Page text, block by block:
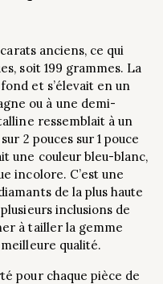
anciens, ce qui
soit 199 grammes. La
et s’élevait en un
ou à une demi-
ressemblait à un
2 pouces sur 1 pouce
une couleur bleu-blanc,
incolore. C’est une
de la plus haute
inclusions de
à tailler la gemme
qualité.
pour chaque pièce de